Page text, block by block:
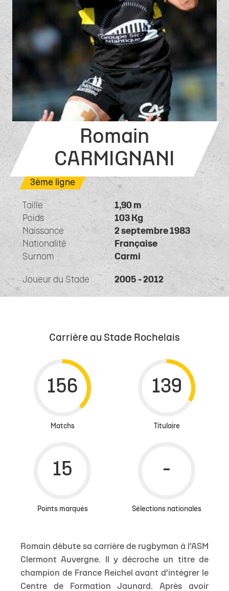
Romain
CARMIGNANI
3ème ligne
Taille
1,90 m
Poids
103 Kg
Naissance
2 septembre 1983
Nationalité
Française
Surnom
Carmi
Joueur du Stade 2005 - 2012
Carrière au Stade Rochelais
Matchs Titulaire
Points marqués Sélections nationales
Romain débute sa carrière de rugbyman à l’ASM
Clermont Auvergne. Il y décroche un titre de
champion de France Reichel avant d’intégrer le
Centre de Formation Jaunard. Après avoir